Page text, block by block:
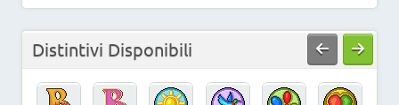
Distintivi Disponibili